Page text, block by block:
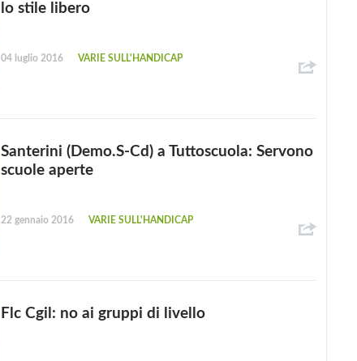
lo stile libero
04 luglio 2016 VARIE SULL'HANDICAP
Santerini (Demo.S-Cd) a Tuttoscuola: Servono
scuole aperte
22 gennaio 2016 VARIE SULL'HANDICAP
Flc Cgil: no ai gruppi di livello